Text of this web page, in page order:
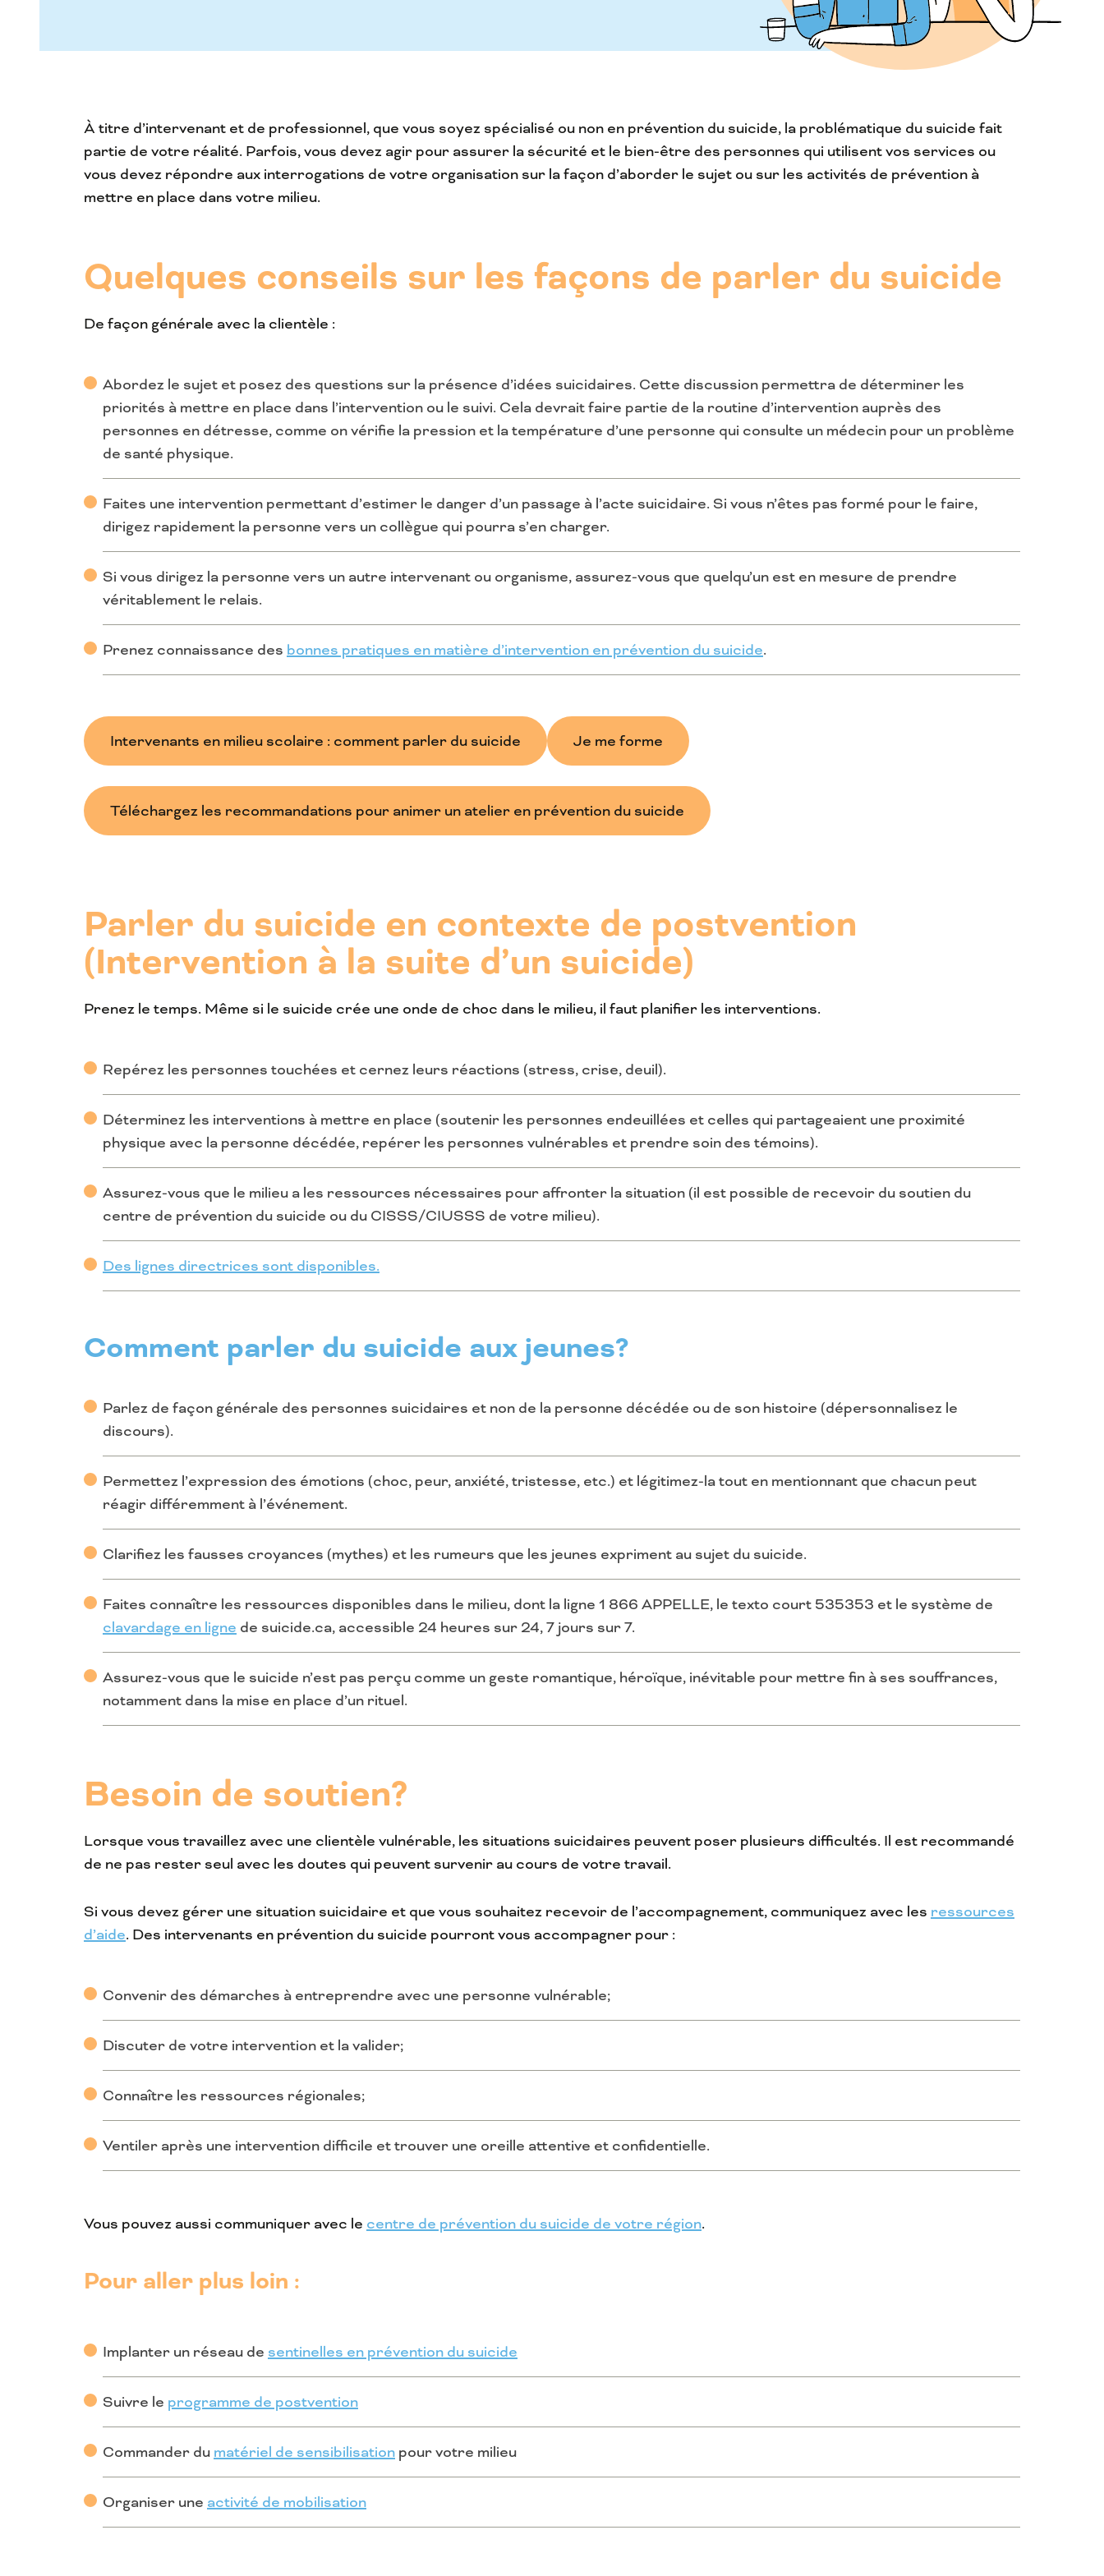
À titre d’intervenant et de professionnel, que vous soyez spécialisé ou non en prévention du suicide, la problématique du suicide fait
partie de votre réalité. Parfois, vous devez agir pour assurer la sécurité et le bien-être des personnes qui utilisent vos services ou
vous devez répondre aux interrogations de votre organisation sur la façon d’aborder le sujet ou sur les activités de prévention à
mettre en place dans votre milieu.
Quelques conseils sur les façons de parler du suicide
De façon générale avec la clientèle :
Abordez le sujet et posez des questions sur la présence d’idées suicidaires. Cette discussion permettra de déterminer les
priorités à mettre en place dans l’intervention ou le suivi. Cela devrait faire partie de la routine d’intervention auprès des
personnes en détresse, comme on vérifie la pression et la température d’une personne qui consulte un médecin pour un problème
de santé physique.
Faites une intervention permettant d’estimer le danger d’un passage à l’acte suicidaire. Si vous n’êtes pas formé pour le faire,
dirigez rapidement la personne vers un collègue qui pourra s’en charger.
Si vous dirigez la personne vers un autre intervenant ou organisme, assurez-vous que quelqu’un est en mesure de prendre
véritablement le relais.
Prenez connaissance des bonnes pratiques en matière d’intervention en prévention du suicide.
Intervenants en milieu scolaire : comment parler du suicide Je me forme
Téléchargez les recommandations pour animer un atelier en prévention du suicide
Parler du suicide en contexte de postvention
(Intervention à la suite d’un suicide)
Prenez le temps. Même si le suicide crée une onde de choc dans le milieu, il faut planifier les interventions.
Repérez les personnes touchées et cernez leurs réactions (stress, crise, deuil).
Déterminez les interventions à mettre en place (soutenir les personnes endeuillées et celles qui partageaient une proximité
physique avec la personne décédée, repérer les personnes vulnérables et prendre soin des témoins).
Assurez-vous que le milieu a les ressources nécessaires pour affronter la situation (il est possible de recevoir du soutien du
centre de prévention du suicide ou du CISSS/CIUSSS de votre milieu).
Des lignes directrices sont disponibles.
Comment parler du suicide aux jeunes?
Parlez de façon générale des personnes suicidaires et non de la personne décédée ou de son histoire (dépersonnalisez le
discours).
Permettez l’expression des émotions (choc, peur, anxiété, tristesse, etc.) et légitimez-la tout en mentionnant que chacun peut
réagir différemment à l’événement.
Clarifiez les fausses croyances (mythes) et les rumeurs que les jeunes expriment au sujet du suicide.
Faites connaître les ressources disponibles dans le milieu, dont la ligne 1 866 APPELLE, le texto court 535353 et le système de
clavardage en ligne de suicide.ca, accessible 24 heures sur 24, 7 jours sur 7.
Assurez-vous que le suicide n’est pas perçu comme un geste romantique, héroïque, inévitable pour mettre fin à ses souffrances,
notamment dans la mise en place d’un rituel.
Besoin de soutien?
Lorsque vous travaillez avec une clientèle vulnérable, les situations suicidaires peuvent poser plusieurs difficultés. Il est recommandé
de ne pas rester seul avec les doutes qui peuvent survenir au cours de votre travail.
Si vous devez gérer une situation suicidaire et que vous souhaitez recevoir de l’accompagnement, communiquez avec les ressources
d’aide. Des intervenants en prévention du suicide pourront vous accompagner pour :
Convenir des démarches à entreprendre avec une personne vulnérable;
Discuter de votre intervention et la valider;
Connaître les ressources régionales;
Ventiler après une intervention difficile et trouver une oreille attentive et confidentielle.
Vous pouvez aussi communiquer avec le centre de prévention du suicide de votre région.
Pour aller plus loin :
Implanter un réseau de sentinelles en prévention du suicide
Suivre le programme de postvention
Commander du matériel de sensibilisation pour votre milieu
Organiser une activité de mobilisation